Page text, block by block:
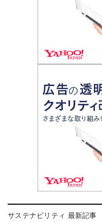
サステナビリティ 最新記事